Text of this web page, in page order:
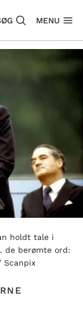
MENU
holdt tale i
de berømte ord:
Scanpix